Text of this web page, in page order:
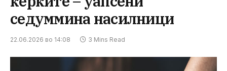
седуммина насилници
22.06.2026 во 14:08 3 Mins Read